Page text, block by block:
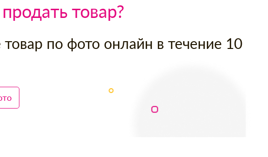
товар?
по фото онлайн в течение 10